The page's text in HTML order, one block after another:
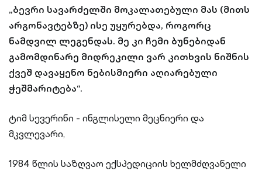
„ბევრი სავარძელში მოკალათებული მას (მითს
არგონავტებზე) ისე უყურებდა, როგორც
ნამდვილ ლეგენდას. მე კი ჩემი ბუნებიდან
გამომდინარე მიდრეკილი ვარ კითხვის ნიშნის
ქვეშ დავაყენო ნებისმიერი აღიარებული
ჭეშმარიტება“.
ტიმ სევერინი - ინგლისელი მეცნიერი და
მკვლევარი,
1984 წლის საზღვაო ექსპედიციის ხელმძღვანელი